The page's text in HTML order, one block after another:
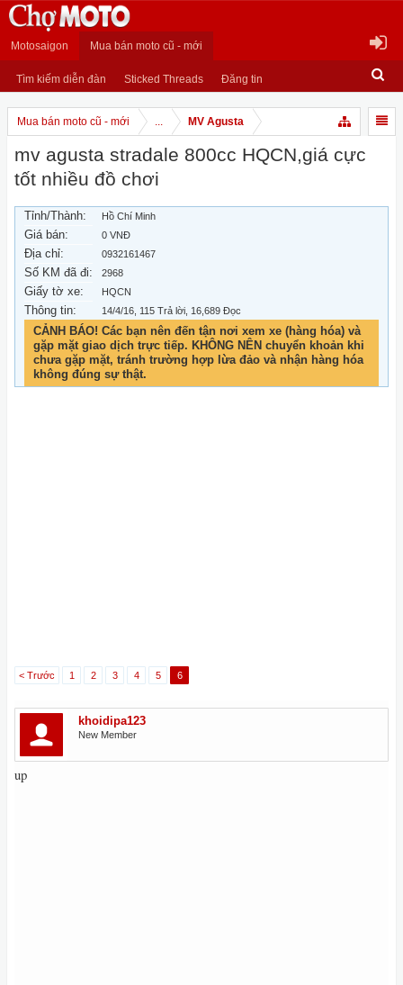
Motosaigon Mua bán moto cũ - mới
Tìm kiếm diễn đàn Sticked Threads Đăng tin
Mua bán moto cũ - mới ... MV Agusta
mv agusta stradale 800cc HQCN,giá cực
tốt nhiều đồ chơi
Tỉnh/Thành: Hồ Chí Minh
Giá bán: 0 VNĐ
Địa chỉ: 0932161467
Số KM đã đi: 2968
Giấy tờ xe: HQCN
Thông tin: 14/4/16 , 115 Trả lời, 16,689 Đọc
CẢNH BÁO! Các bạn nên đến tận nơi xem xe (hàng hóa) và
gặp mặt giao dịch trực tiếp. KHÔNG NÊN chuyển khoản khi
chưa gặp mặt, tránh trường hợp lừa đảo và nhận hàng hóa
không đúng sự thật.
< Trước 1 2 3 4 5 6
khoidipa123
New Member
up